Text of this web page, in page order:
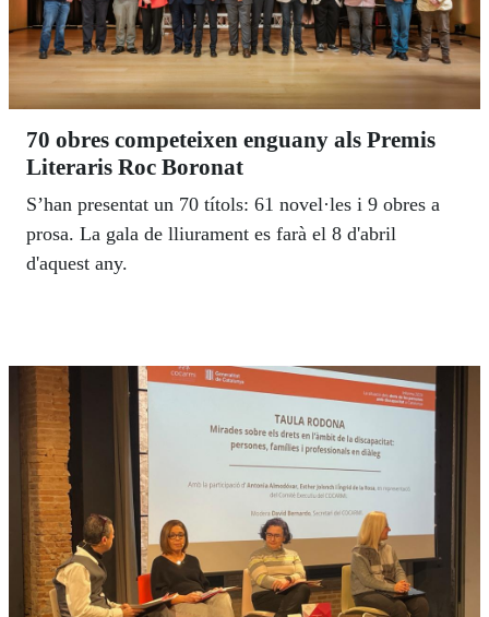
70 obres competeixen enguany als Premis
Literaris Roc Boronat
S’han presentat un 70 títols: 61 novel·les i 9 obres a
prosa. La gala de lliurament es farà el 8 d'abril
d'aquest any.